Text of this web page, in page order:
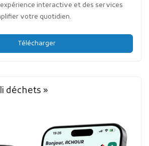
interactive et des services
votre quotidien.
Télécharger
déchets »